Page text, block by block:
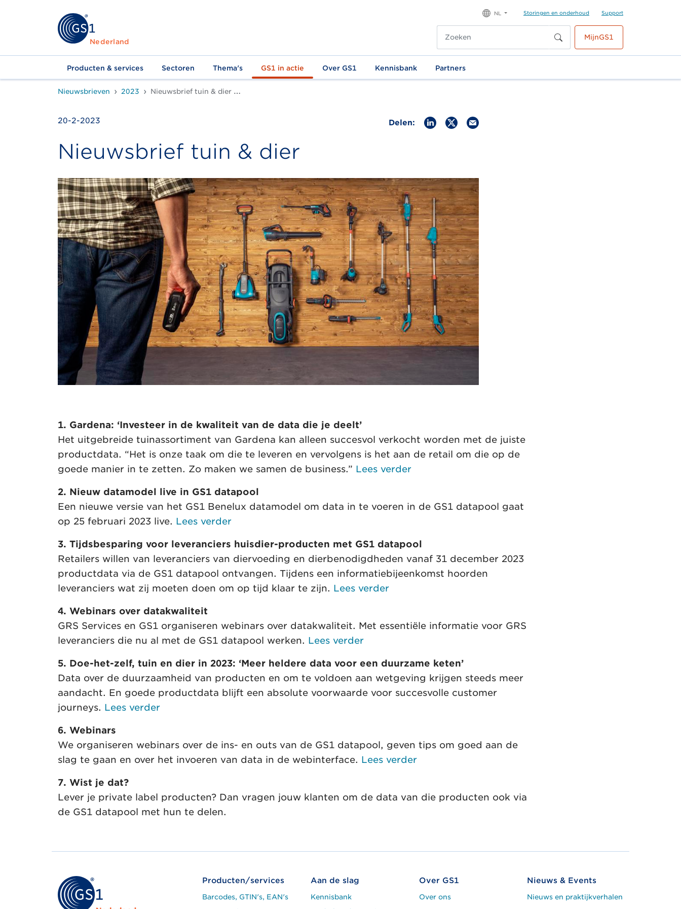
Nederland
NL Storingen en onderhoud Support
MijnGS1
Producten & services Sectoren Thema's GS1 in actie Over GS1 Kennisbank Partners
Nieuwsbrieven 2023 Nieuwsbrief tuin & dier 20 februari 2023
20-2-2023 Delen:
Nieuwsbrief tuin & dier
1. Gardena: ‘Investeer in de kwaliteit van de data die je deelt’
Het uitgebreide tuinassortiment van Gardena kan alleen succesvol verkocht worden met de juiste
productdata. “Het is onze taak om die te leveren en vervolgens is het aan de retail om die op de
goede manier in te zetten. Zo maken we samen de business.” Lees verder
2. Nieuw datamodel live in GS1 datapool
Een nieuwe versie van het GS1 Benelux datamodel om data in te voeren in de GS1 datapool gaat
op 25 februari 2023 live. Lees verder
3. Tijdsbesparing voor leveranciers huisdier-producten met GS1 datapool
Retailers willen van leveranciers van diervoeding en dierbenodigdheden vanaf 31 december 2023
productdata via de GS1 datapool ontvangen. Tijdens een informatiebijeenkomst hoorden
leveranciers wat zij moeten doen om op tijd klaar te zijn. Lees verder
4. Webinars over datakwaliteit
GRS Services en GS1 organiseren webinars over datakwaliteit. Met essentiële informatie voor GRS
leveranciers die nu al met de GS1 datapool werken. Lees verder
5. Doe-het-zelf, tuin en dier in 2023: ‘Meer heldere data voor een duurzame keten’
Data over de duurzaamheid van producten en om te voldoen aan wetgeving krijgen steeds meer
aandacht. En goede productdata blijft een absolute voorwaarde voor succesvolle customer
journeys. Lees verder
6. Webinars
We organiseren webinars over de ins- en outs van de GS1 datapool, geven tips om goed aan de
slag te gaan en over het invoeren van data in de webinterface. Lees verder
7. Wist je dat?
Lever je private label producten? Dan vragen jouw klanten om de data van die producten ook via
de GS1 datapool met hun te delen.
Producten/services
Barcodes, GTIN's, EAN's
Aan de slag
Kennisbank
Over GS1
Over ons
Nieuws & Events
Nieuws en praktijkverhalen